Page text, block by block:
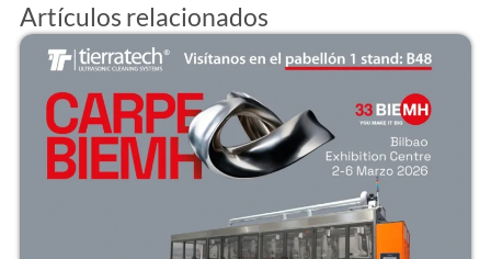
Artículos relacionados